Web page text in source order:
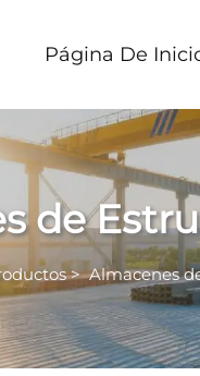
Página De
de
>Almacenes